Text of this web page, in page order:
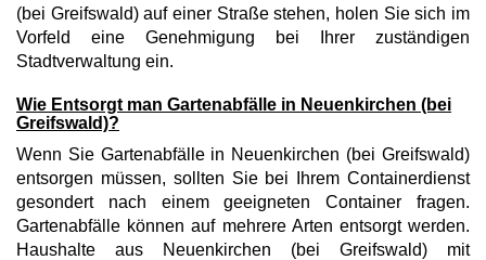
(bei Greifswald) auf einer Straße stehen, holen Sie sich im
Vorfeld eine Genehmigung bei Ihrer zuständigen
Stadtverwaltung ein.
Wie Entsorgt man Gartenabfälle in Neuenkirchen (bei
Greifswald)?
Wenn Sie Gartenabfälle in Neuenkirchen (bei Greifswald)
entsorgen müssen, sollten Sie bei Ihrem Containerdienst
gesondert nach einem geeigneten Container fragen.
Gartenabfälle können auf mehrere Arten entsorgt werden.
Haushalte aus Neuenkirchen (bei Greifswald) mit